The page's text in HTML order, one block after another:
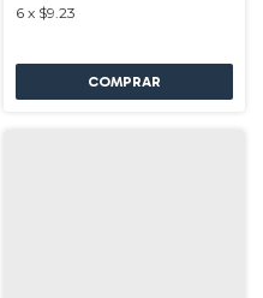
6 x $9.23